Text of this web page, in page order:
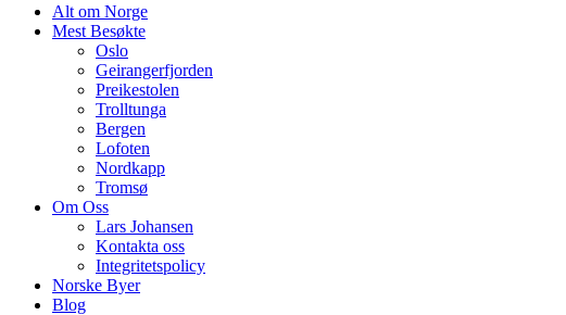
Alt om Norge
Mest Besøkte
Oslo
Geirangerfjorden
Preikestolen
Trolltunga
Bergen
Lofoten
Nordkapp
Tromsø
Om Oss
Lars Johansen
Kontakta oss
Integritetspolicy
Norske Byer
Blog